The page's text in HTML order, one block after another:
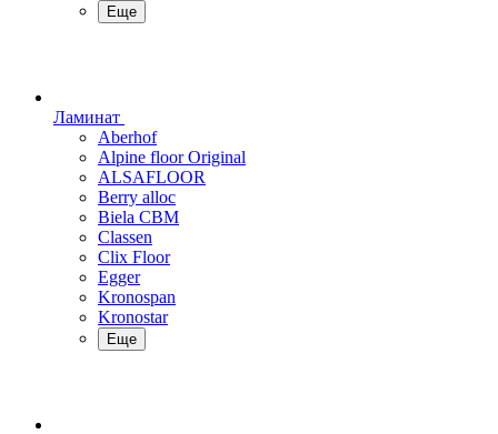
Еще
Ламинат
Aberhof
Alpine floor Original
ALSAFLOOR
Berry alloc
Biela CBM
Classen
Clix Floor
Egger
Kronospan
Kronostar
Еще